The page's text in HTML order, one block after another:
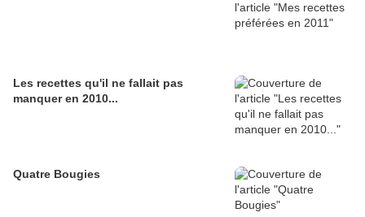
Les recettes qu'il ne fallait pas
manquer en 2010...
Quatre Bougies